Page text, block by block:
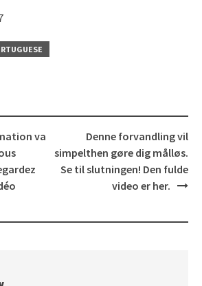
va
Denne forvandling vil
simpelthen gøre dig målløs.
Se til slutningen! Den fulde
video er her.